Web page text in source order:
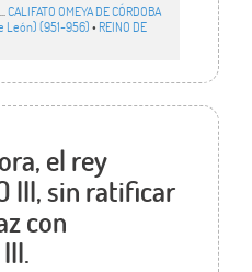
CALIFATO OMEYA DE CÓRDOBA
León) (951-956)• REINO DE
el rey
III, sin ratificar
con